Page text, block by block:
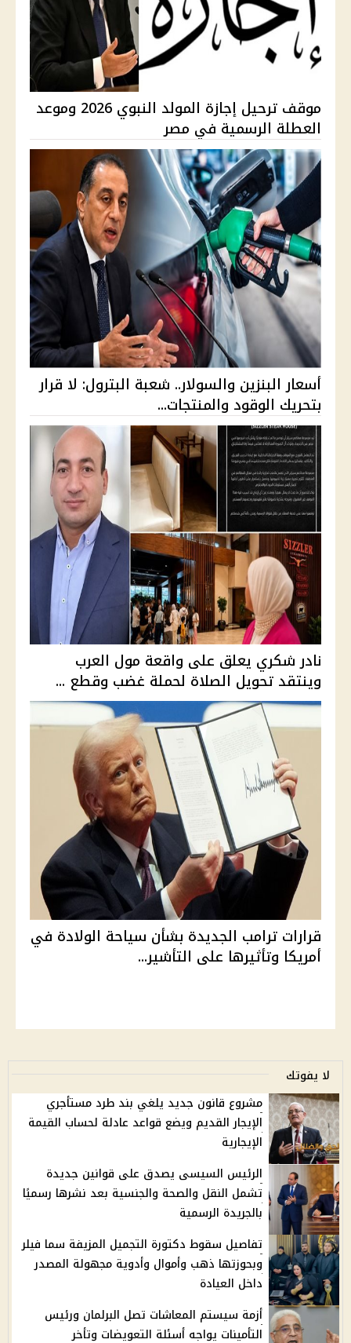
موقف ترحيل إجازة المولد النبوي 2026 وموعد
العطلة الرسمية في مصر
أسعار البنزين والسولار.. شعبة البترول: لا قرار
بتحريك الوقود والمنتجات...
نادر شكري يعلق على واقعة مول العرب
وينتقد تحويل الصلاة لحملة غضب وقطع ...
قرارات ترامب الجديدة بشأن سياحة الولادة في
أمريكا وتأثيرها على التأشير...
لا يفوتك
مشروع قانون جديد يلغي بند طرد مستأجري
الإيجار القديم ويضع قواعد عادلة لحساب القيمة
الإيجارية
الرئيس السيسى يصدق على قوانين جديدة
تشمل النقل والصحة والجنسية بعد نشرها رسميًا
بالجريدة الرسمية
تفاصيل سقوط دكتورة التجميل المزيفة سما فيلر
وبحوزتها ذهب وأموال وأدوية مجهولة المصدر
داخل العيادة
أزمة سيستم المعاشات تصل البرلمان ورئيس
التأمينات يواجه أسئلة التعويضات وتأخر